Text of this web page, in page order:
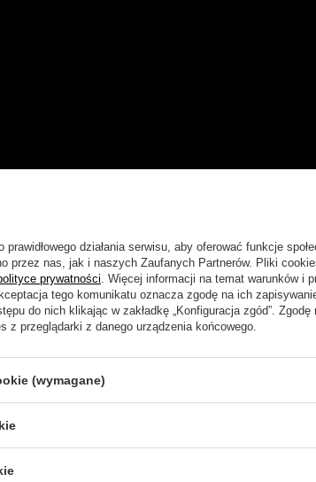
działania serwisu, aby oferować funkcje
przez nas, jak i naszych Zaufanych Partnerów. Pliki
prywatności. Więcej informacji na temat warunków i
tego komunikatu oznacza zgodę na ich
do nich klikając w zakładkę „Konfiguracja zgód”.
z przeglądarki z danego urządzenia końcowego.
(wymagane)